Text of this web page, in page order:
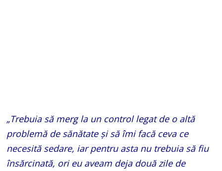
„Trebuia să merg la un control legat de o altă
problemă de sănătate și să îmi facă ceva ce
necesită sedare, iar pentru asta nu trebuia să fiu
însărcinată, ori eu aveam deja două zile de